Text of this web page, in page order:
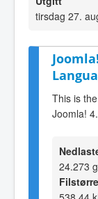
tirsdag 27.
This is
Joomla!
24.273